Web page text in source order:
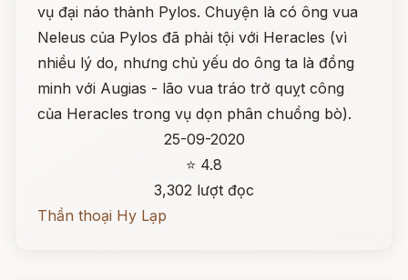
vụ đại náo thành Pylos. Chuyện là có ông vua
Neleus của Pylos đã phải tội với Heracles (vì
nhiều lý do, nhưng chủ yếu do ông ta là đồng
minh với Augias - lão vua tráo trở quỵt công
của Heracles trong vụ dọn phân chuồng bò).
25-09-2020
⭐ 4.8
3,302 lượt đọc
Thần thoại Hy Lạp